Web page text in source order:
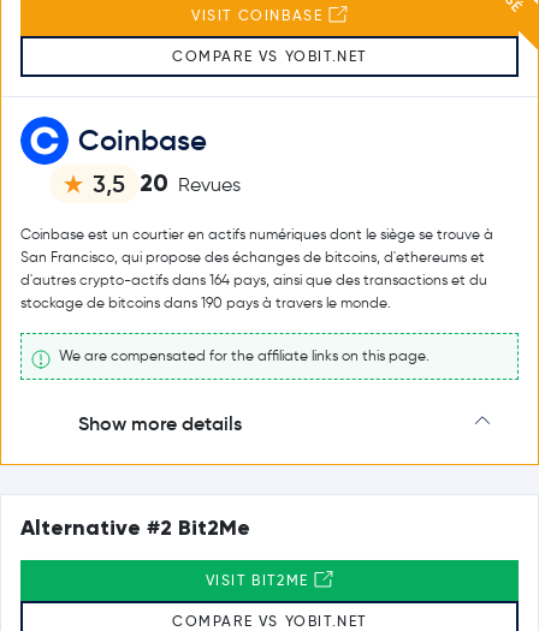
Coinbase
3,5 20 Revues
Coinbase est un courtier en actifs numériques dont le siège se trouve à
San Francisco, qui propose des échanges de bitcoins, d'ethereums et
d'autres crypto-actifs dans 164 pays, ainsi que des transactions et du
stockage de bitcoins dans 190 pays à travers le monde.
We are compensated for the affiliate links on this page.
Show more details
VISIT COINBASE
COMPARE VS YOBIT.NET
Alternative #2 Bit2Me
VISIT BIT2ME
COMPARE VS YOBIT.NET